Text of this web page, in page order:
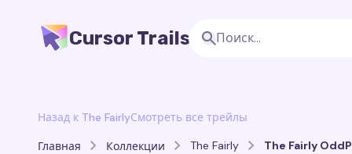
Cursor Trails
Назад к The FairlyСмотреть все трейлы
Главная Коллекции The Fairly The Fairly